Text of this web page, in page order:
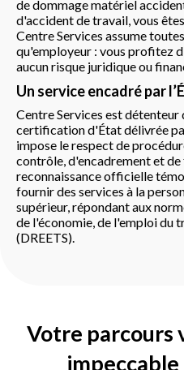
de dommage matériel
d'accident de travail, vous
Centre Services assume
qu'employeur : vous profitez
aucun risque juridique ou
Un service encadré par
Centre Services est détenteur
certification d'État délivrée
impose le respect de
contrôle, d'encadrement et
reconnaissance officielle
fournir des services à la
supérieur, répondant aux
de l'économie, de l'emploi du
(DREETS).
Votre parcours